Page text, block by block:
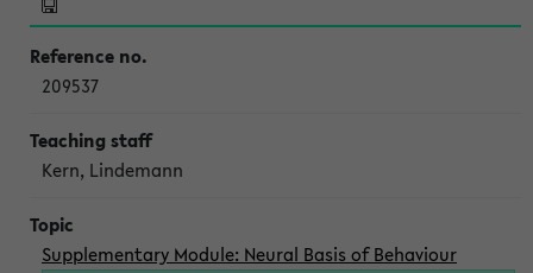
209537
Kern, Lindemann
Supplementary Module: Neural Basis of Behaviour